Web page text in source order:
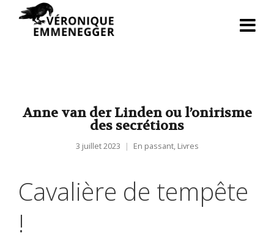
Anne van der Linden ou l’onirisme
des secrétions
3 juillet 2023 En passant, Livres
Cavalière de tempête
!